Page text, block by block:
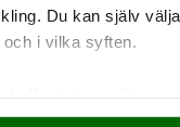
Du kan själv
i vilka syften.
om din